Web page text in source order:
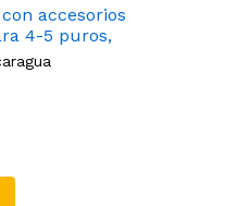
accesorios
4-5 puros,
jk4543